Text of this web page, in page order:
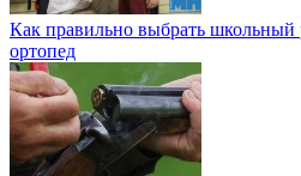
Как правильно выбрать школьный
ортопед